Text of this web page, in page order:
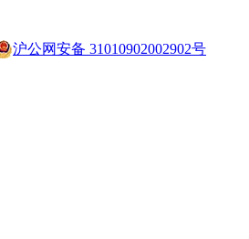
沪公网安备 31010902002902号